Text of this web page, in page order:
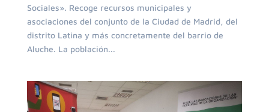
Sociales». Recoge recursos municipales y
asociaciones del conjunto de la Ciudad de Madrid, del
distrito Latina y más concretamente del barrio de
Aluche. La población...